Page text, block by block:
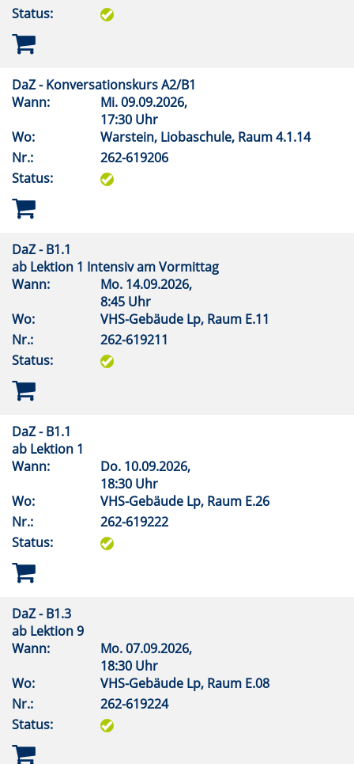
Status:
DaZ - Konversationskurs A2/B1
Wann:
Mi.09.09.2026,
17:30 Uhr
Wo:
Warstein, Liobaschule, Raum 4.1.14
Nr.:
262-619206
Status:
DaZ - B1.1
ab Lektion 1 Intensiv am Vormittag
Wann:
Mo. 14.09.2026,
8:45 Uhr
Wo:
VHS-Gebäude Lp, Raum E.11
Nr.:
262-619211
Status:
DaZ - B1.1
ab Lektion 1
Wann:
Do. 10.09.2026,
18:30 Uhr
Wo:
VHS-Gebäude Lp, Raum E.26
Nr.:
262-619222
Status:
DaZ - B1.3
ab Lektion 9
Wann:
Mo.07.09.2026,
18:30 Uhr
Wo:
VHS-Gebäude Lp, Raum E.08
Nr.:
262-619224
Status: